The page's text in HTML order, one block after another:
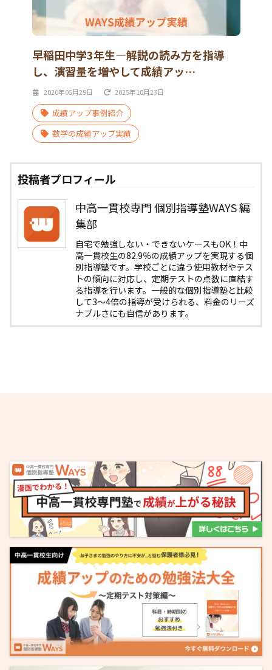
早稲田中学3年生―解説の読み方を指導
し、演習量を増やして成績アッ…
2020年05月29日 2025年10月23日
成績アップ事例紹介
数学の成績アップ実績
投稿者プロフィール
中高一貫校専門 個別指導塾WAYS 編
集部
自宅で勉強しない・できないケースもOK！中
高一貫校生の82.9％の成績アップを実現する個
別指導塾です。学校ごとに違う使用教材やテス
トの傾向に対応し、定期テストの点数に直結す
る指導を行います。一般的な個別指導塾と比較
して3〜4倍の指導が受けられる、料金のリーズ
ナブルさにも自信があります。